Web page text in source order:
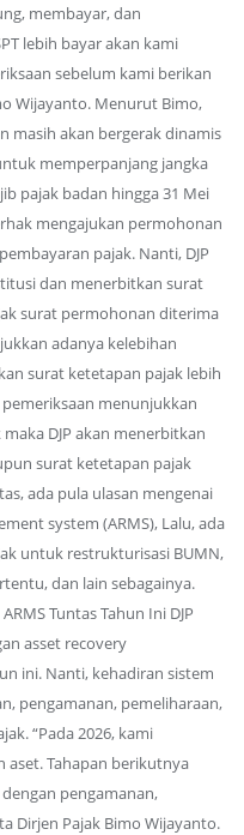
membayar, dan
lebih bayar akan kami
sebelum kami berikan
Wijayanto. Menurut Bimo,
masih akan bergerak dinamis
memperpanjang jangka
pajak badan hingga 31 Mei
mengajukan permohonan
pajak. Nanti, DJP
dan menerbitkan surat
surat permohonan diterima
adanya kelebihan
surat ketetapan pajak lebih
pemeriksaan menunjukkan
DJP akan menerbitkan
surat ketetapan pajak
ada pula ulasan mengenai
system (ARMS), Lalu, ada
untuk restrukturisasi BUMN,
dan lain sebagainya.
Tuntas Tahun Ini DJP
asset recovery
ini. Nanti, kehadiran sistem
pengamanan, pemeliharaan,
“Pada 2026, kami
aset. Tahapan berikutnya
pengamanan,
Dirjen Pajak Bimo Wijayanto.